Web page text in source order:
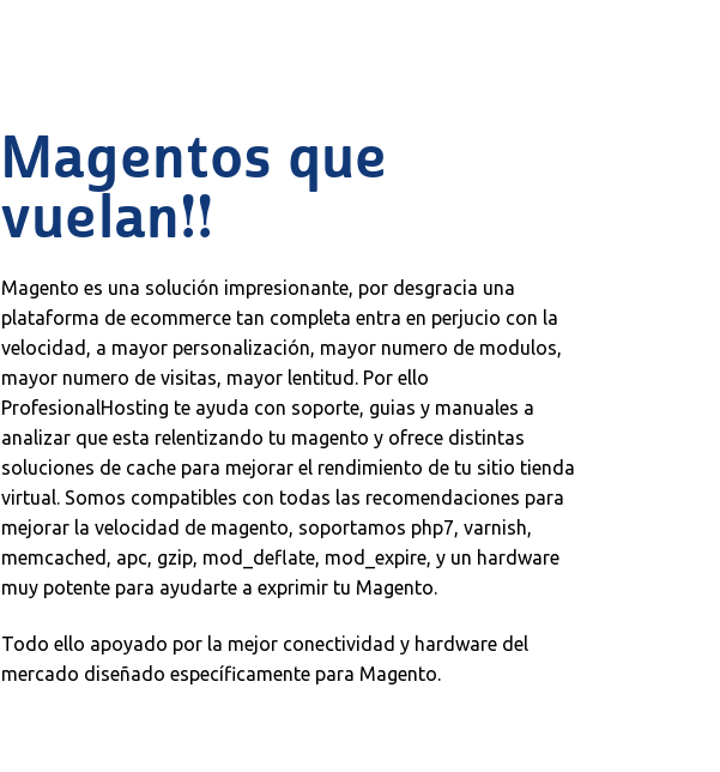
Magentos que
vuelan!!
Magento es una solución impresionante, por desgracia una
plataforma de ecommerce tan completa entra en perjucio con la
velocidad, a mayor personalización, mayor numero de modulos,
mayor numero de visitas, mayor lentitud. Por ello
ProfesionalHosting te ayuda con soporte, guias y manuales a
analizar que esta relentizando tu magento y ofrece distintas
soluciones de cache para mejorar el rendimiento de tu sitio tienda
virtual. Somos compatibles con todas las recomendaciones para
mejorar la velocidad de magento, soportamos php7, varnish,
memcached, apc, gzip, mod_deflate, mod_expire, y un hardware
muy potente para ayudarte a exprimir tu Magento.
Todo ello apoyado por la mejor conectividad y hardware del
mercado diseñado específicamente para Magento.